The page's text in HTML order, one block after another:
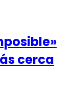
cerca